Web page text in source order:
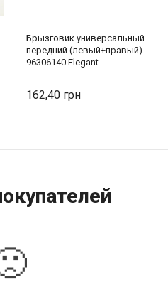
Брызговик универсальный
передний (левый+правый)
96306140 Elegant
162,40